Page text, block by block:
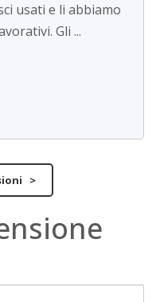
usati e li abbiamo
Gli ...
>